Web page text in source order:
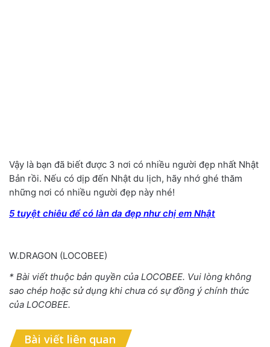
Vậy là bạn đã biết được 3 nơi có nhiều người đẹp nhất Nhật
Bản rồi. Nếu có dịp đến Nhật du lịch, hãy nhớ ghé thăm
những nơi có nhiều người đẹp này nhé!
5 tuyệt chiêu để có làn da đẹp như chị em Nhật
W.DRAGON (LOCOBEE)
* Bài viết thuộc bản quyền của LOCOBEE. Vui lòng không
sao chép hoặc sử dụng khi chưa có sự đồng ý chính thức
của LOCOBEE.
Bài viết liên quan